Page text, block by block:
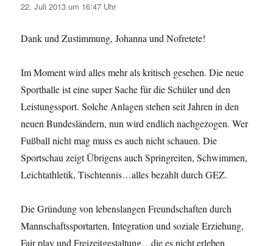
22. Juli 2013 um 16:47 Uhr
Dank und Zustimmung, Johanna und Nofretete!
Im Moment wird alles mehr als kritisch gesehen. Die neue
Sporthalle ist eine super Sache für die Schüler und den
Leistungssport. Solche Anlagen stehen seit Jahren in den
neuen Bundesländern, nun wird endlich nachgezogen. Wer
Fußball nicht mag muss es auch nicht schauen. Die
Sportschau zeigt Übrigens auch Springreiten, Schwimmen,
Leichtathletik, Tischtennis…alles bezahlt durch GEZ.
Die Gründung von lebenslangen Freundschaften durch
Mannschaftssportarten, Integration und soziale Erziehung,
Fair play und Freizeitgestaltung…die es nicht erleben